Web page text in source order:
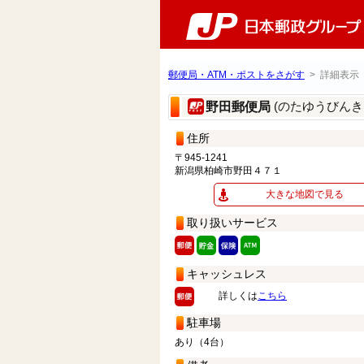
郵便局・ATM・ポストをさがす > 詳細表示
野田郵便局 (のたゆうびん
住所
〒945-1241
新潟県柏崎市野田４７１
大きな地図で見る
取り扱いサービス
キャッシュレス
詳しくはこちら
駐車場
あり（4台）